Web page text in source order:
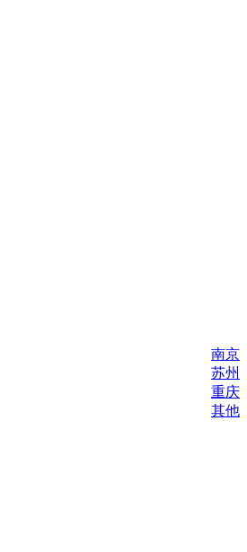
南京
苏州
重庆
其他